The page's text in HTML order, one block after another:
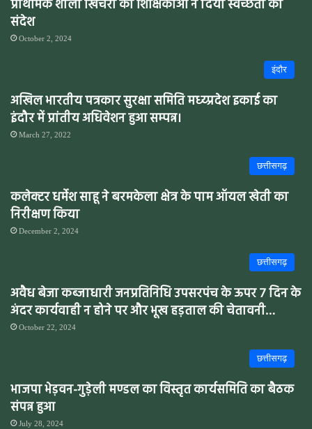
प्राथमिक शाला खिचरी की शिक्षिकाओं ने दिया स्वच्छता का
संदेश
October 2, 2024
इंदौर
अखिल भारतीय पत्रकार सुरक्षा समिति मध्य्प्रदेश इकाई का
इंदौर में प्रांतीय अधिवेशन हुआ सम्पन्न।
March 27, 2022
छत्तीसगढ़
कलेक्टर धर्मेश साहू ने बरमकेला क्षेत्र के पाम ऑयल खेती का
निरीक्षण किया
December 2, 2024
छत्तीसगढ़
अवैध बेजा कब्जाधारी जनप्रतिनिधि उपसरपंच के ऊपर 7 दिन के
अंदर कार्यवाही न होने पर और भूख हड़ताल की चेतावनी…
October 22, 2024
छत्तीसगढ़
भाजपा भेड़वन-गुड़ेली मण्डल का विस्तृत कार्यसमिति का बैठक
संपन्न हुआ
July 28, 2024